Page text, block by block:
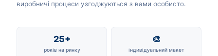
виробничі процеси узгоджуються з вами особисто.
25+
років на ринку
🎨
індивідуальний макет